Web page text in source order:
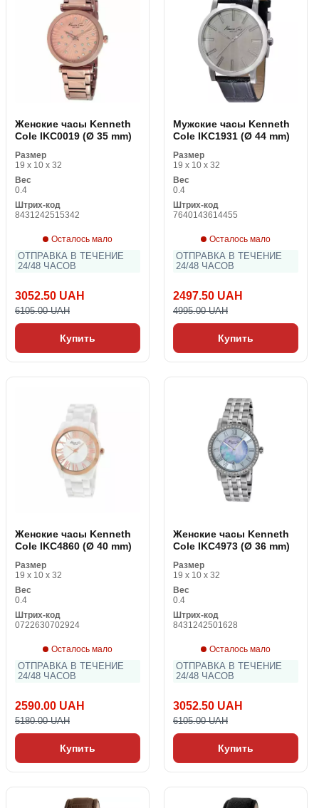
Женские часы Kenneth
Cole IKC0019 (Ø 35 mm)
Размер
19 x 10 x 32
Вес
0.4
Штрих-код
8431242515342
Осталось мало
ОТПРАВКА В ТЕЧЕНИЕ
24/48 ЧАСОВ
3052.50 UAH
6105.00 UAH
Купить
Мужские часы Kenneth
Cole IKC1931 (Ø 44 mm)
Размер
19 x 10 x 32
Вес
0.4
Штрих-код
7640143614455
Осталось мало
ОТПРАВКА В ТЕЧЕНИЕ
24/48 ЧАСОВ
2497.50 UAH
4995.00 UAH
Купить
Женские часы Kenneth
Cole IKC4860 (Ø 40 mm)
Размер
19 x 10 x 32
Вес
0.4
Штрих-код
0722630702924
Осталось мало
ОТПРАВКА В ТЕЧЕНИЕ
24/48 ЧАСОВ
2590.00 UAH
5180.00 UAH
Купить
Женские часы Kenneth
Cole IKC4973 (Ø 36 mm)
Размер
19 x 10 x 32
Вес
0.4
Штрих-код
8431242501628
Осталось мало
ОТПРАВКА В ТЕЧЕНИЕ
24/48 ЧАСОВ
3052.50 UAH
6105.00 UAH
Купить